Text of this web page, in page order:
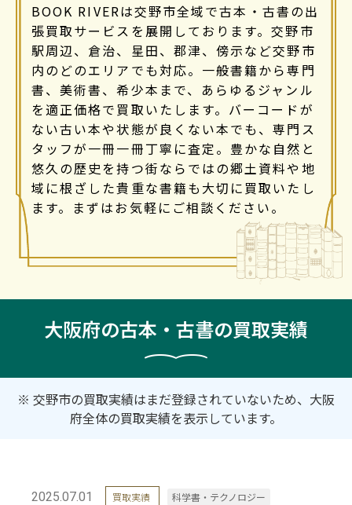
BOOK RIVERは交野市全域で古本・古書の出
張買取サービスを展開しております。交野市
駅周辺、倉治、星田、郡津、傍示など交野市
内のどのエリアでも対応。一般書籍から専門
書、美術書、希少本まで、あらゆるジャンル
を適正価格で買取いたします。バーコードが
ない古い本や状態が良くない本でも、専門ス
タッフが一冊一冊丁寧に査定。豊かな自然と
悠久の歴史を持つ街ならではの郷土資料や地
域に根ざした貴重な書籍も大切に買取いたし
ます。まずはお気軽にご相談ください。
大阪府の古本・古書の買取実績
※ 交野市の買取実績はまだ登録されていないため、大阪
府全体の買取実績を表示しています。
2025.07.01 買取実績 科学書・テクノロジー